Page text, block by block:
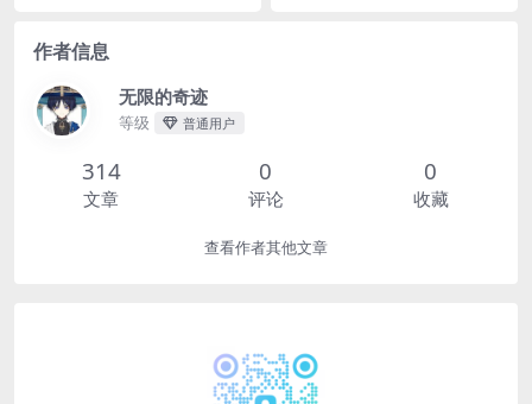
作者信息
无限的奇迹
等级 普通用户
314
文章
0
评论
0
收藏
查看作者其他文章